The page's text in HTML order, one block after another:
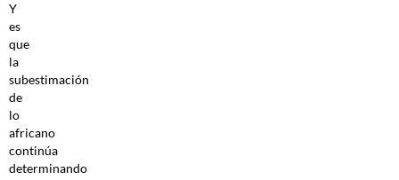
Y
es
que
la
subestimación
de
lo
africano
continúa
determinando